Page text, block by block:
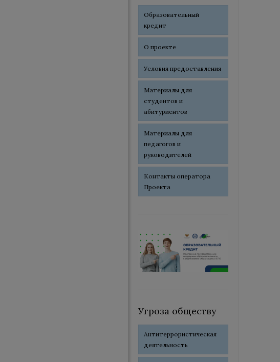
Образовательный
кредит
О проекте
Условия предоставления
Материалы для
студентов и
абитуриентов
Материалы для
педагогов и
руководителей
Контакты оператора
Проекта
Угроза обществу
Антитеррористическая
деятельность